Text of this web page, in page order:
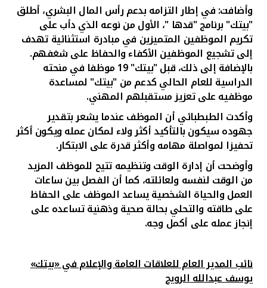
وأضافت: في إطار التزامه بدعم رأس المال البشري، أطلق
"بيتك" برنامج "قدها "، الأول من نوعه الذي دأب على
تكريم الموظفين المتميزين في مبادرة استثنائية تهدف
إلى تشجيع الموظفين الأكفاء والحفاظ على شغفهم.
بالإضافة إلى ذلك، قبل "بيتك" 19 موظفا في منحته
الدراسية للعام الحالي كدعم من "بيتك" لمساعدة
موظفيه على تعزيز مستقبلهم المهني.
وأكدت الطبطبائي أن الموظف عندما يشعر بتقدير
جهوده سيكون بالتأكيد أكثر ولاء لمكان عمله ويكون أكثر
تحفيزا لمواصلة مهامه وأكثر قدرة على الابتكار.
وأوضحت أن إدارة الوقت وتنظيمه تتيح للموظف المزيد
من الوقت لنفسه ولعائلته، كما أن الفصل بين ساعات
العمل والحياة الشخصية يساعد الموظف على الحفاظ
على طاقته والتحلي بحالة صحية وذهنية تساعده على
إنجاز عمله على أكمل وجه.
نائب المدير العام للعلاقات العامة والإعلام في «بيتك»
يوسف عبدالله الرويح